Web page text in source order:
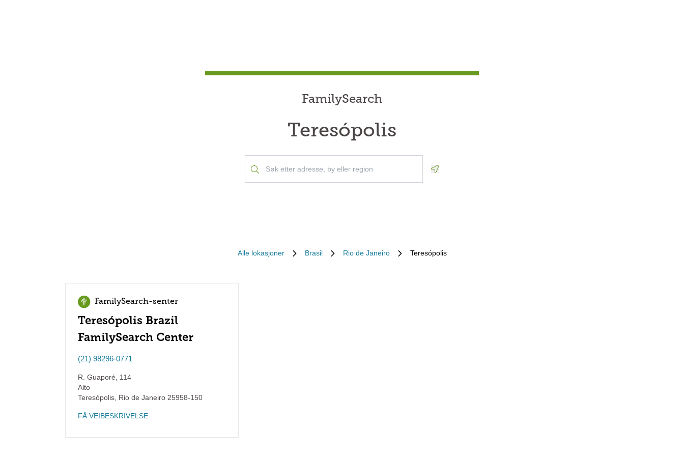
FamilySearch
Teresópolis
Alle lokasjoner Brasil Rio de Janeiro Teresópolis
FamilySearch-senter
Teresópolis Brazil
FamilySearch Center
(21) 98296-0771
R. Guaporé, 114
Alto
Teresópolis Rio de Janeiro 25958-150
FÅ VEIBESKRIVELSE